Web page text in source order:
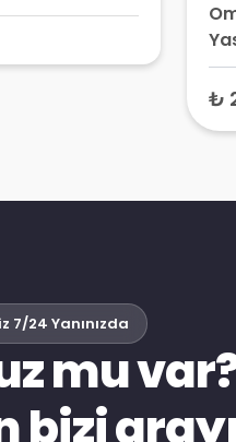
₺
7/24 Yanınızda
mu
bizi